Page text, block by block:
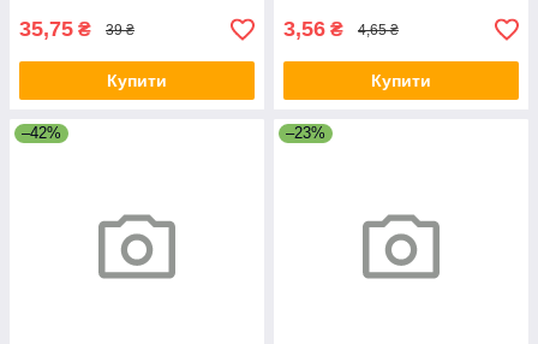
35,75 ₴ 39 ₴
Купити
3,56 ₴ 4,65 ₴
Купити
–42% –23%